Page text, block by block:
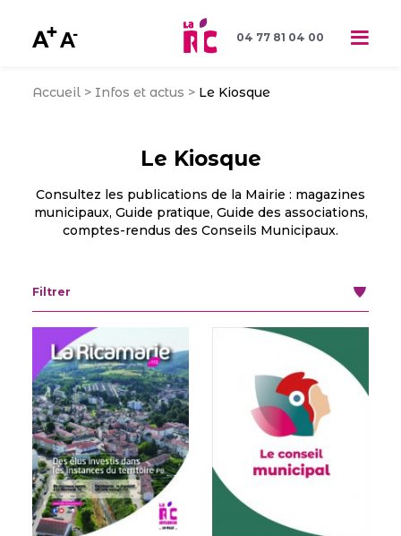
04 77 81 04 00
Accueil> Infos et actus > Le Kiosque
Le Kiosque
Consultez les publications de la Mairie : magazines
municipaux, Guide pratique, Guide des associations,
comptes-rendus des Conseils Municipaux.
Filtrer